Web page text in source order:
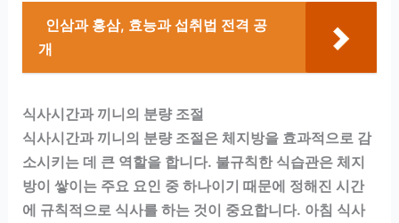
인삼과 홍삼, 효능과 섭취법 전격 공
개
식사시간과 끼니의 분량 조절
식사시간과 끼니의 분량 조절은 체지방을 효과적으로 감
소시키는 데 큰 역할을 합니다. 불규칙한 식습관은 체지
방이 쌓이는 주요 요인 중 하나이기 때문에 정해진 시간
에 규칙적으로 식사를 하는 것이 중요합니다. 아침 식사